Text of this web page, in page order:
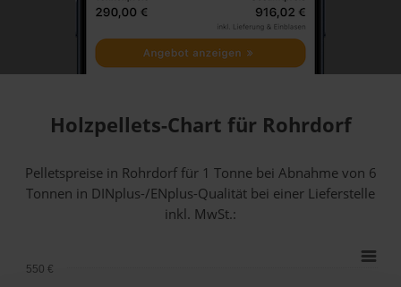
Holzpellets-Chart für Rohrdorf
Pelletspreise in Rohrdorf für 1 Tonne bei Abnahmevon 6
Tonnen in DINplus-/ENplus-Qualität bei einer Lieferstelle
inkl. MwSt.:
550 €